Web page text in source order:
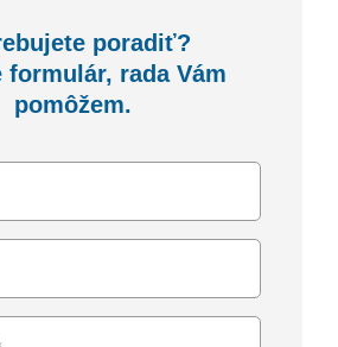
poradiť?
formulár, rada Vám
pomôžem.